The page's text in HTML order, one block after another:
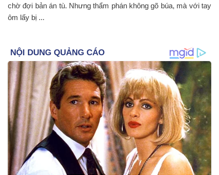
chờ đợi bản án tù. Nhưng thẩm phán không gõ búa, mà với tay
ôm lấy bị ...